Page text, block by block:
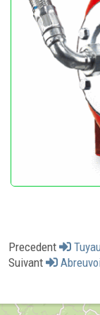
Precedent
Suivant